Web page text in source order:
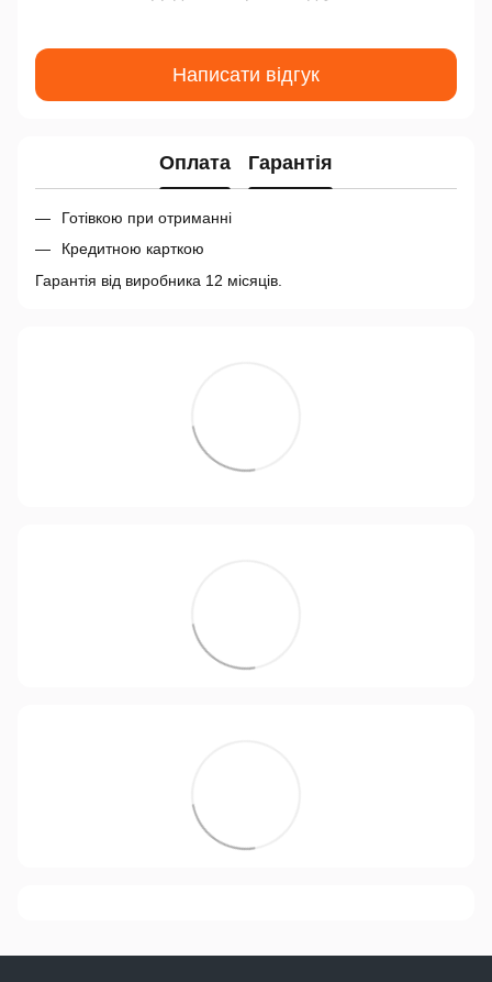
Написати відгук
Оплата Гарантія
Готівкою при отриманні
Кредитною карткою
Гарантія від виробника 12 місяців.